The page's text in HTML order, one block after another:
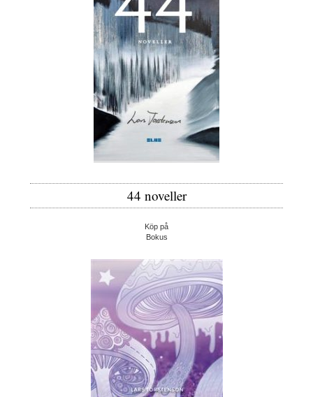
44 noveller
Köp på
Bokus